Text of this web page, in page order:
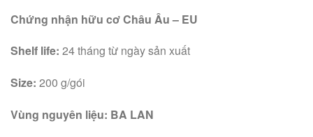
Chứng nhận hữu cơ Châu Âu – EU
Shelf life: 24 tháng từ ngày sản xuất
Size: 200 g/gói
Vùng nguyên liệu: BA LAN